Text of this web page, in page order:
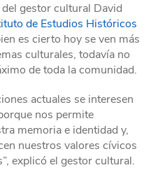
gestor cultural David
de Estudios Históricos
es cierto hoy se ven más
culturales, todavía no
de toda la comunidad.
actuales se interesen
nos permite
memoria e identidad y,
nuestros valores cívicos
explicó el gestor cultural.